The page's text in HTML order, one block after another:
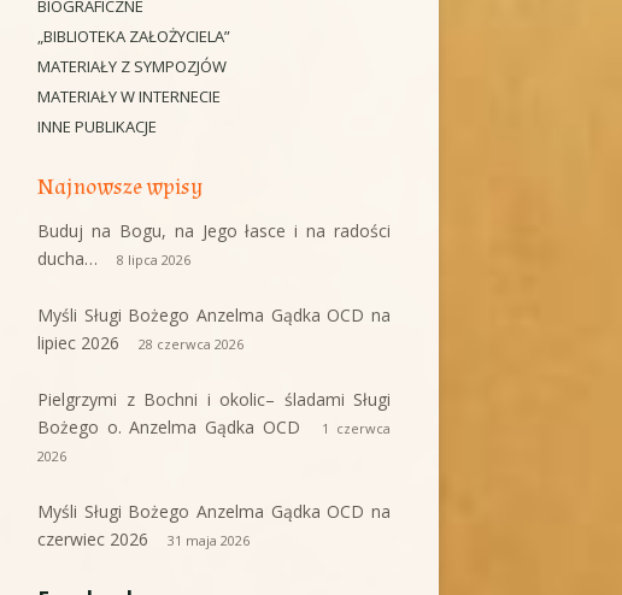
BIOGRAFICZNE
„BIBLIOTEKA ZAŁOŻYCIELA”
MATERIAŁY Z SYMPOZJÓW
MATERIAŁY W INTERNECIE
INNE PUBLIKACJE
Najnowsze wpisy
Buduj na Bogu, na Jego łasce i na radości
ducha…
8 lipca 2026
Myśli Sługi Bożego Anzelma Gądka OCD na
lipiec 2026
28 czerwca 2026
Pielgrzymi z Bochni i okolic– śladami Sługi
Bożego o. Anzelma Gądka OCD
1 czerwca
2026
Myśli Sługi Bożego Anzelma Gądka OCD na
czerwiec 2026
31 maja 2026